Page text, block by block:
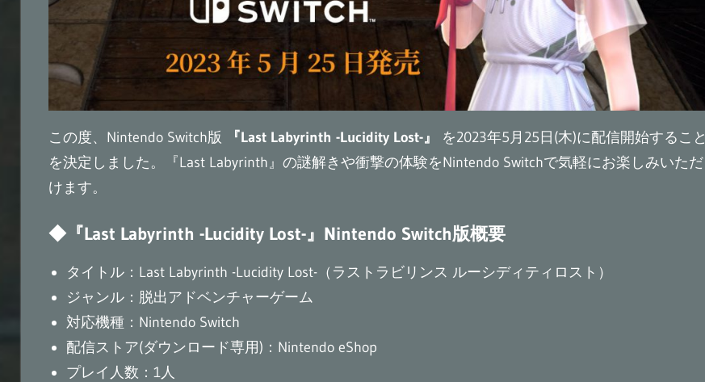
この度、Nintendo Switch版 『Last Labyrinth -Lucidity Lost-』
を2023年5月25日(木)に配信開始すること
を決定しました。『Last Labyrinth』の謎解きや衝撃の体験をNintendo Switchで気軽にお楽しみいただ
けます。
◆『Last Labyrinth -Lucidity Lost-』Nintendo Switch版概要
タイトル：Last Labyrinth -Lucidity Lost-（ラストラビリンス ルーシディティロスト）
ジャンル：脱出アドベンチャーゲーム
対応機種：Nintendo Switch
配信ストア(ダウンロード専用)：Nintendo eShop
プレイ人数：1人